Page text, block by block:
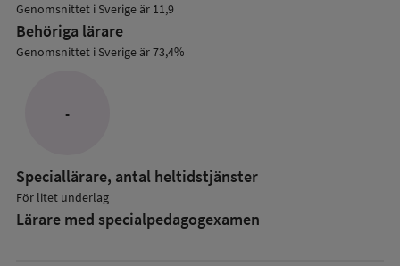
Genomsnittet i Sverige är 11,9
Behöriga lärare
Genomsnittet i Sverige är 73,4%
-
Speciallärare, antal heltidstjänster
För litet underlag
Lärare med specialpedagog­examen